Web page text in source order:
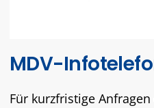
MDV-
Für kurzfristige